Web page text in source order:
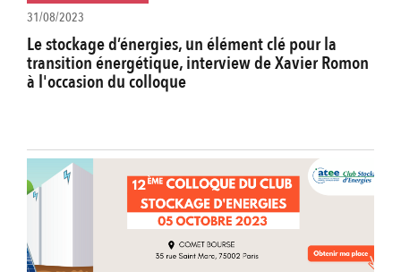
31/08/2023
Le stockage d’énergies, un élément clé pour la
transition énergétique, interview de Xavier Romon
à l'occasion du colloque